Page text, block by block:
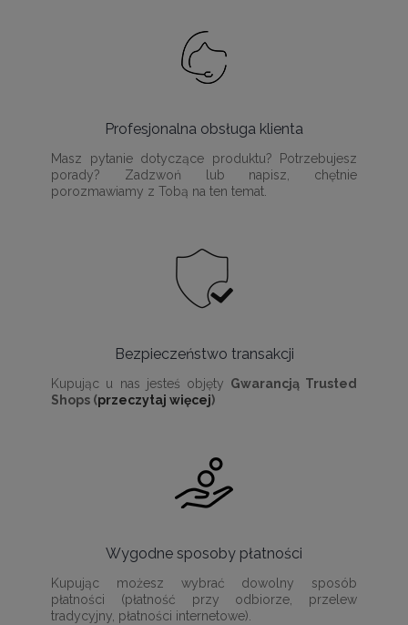
Profesjonalna obsługa klienta
Masz pytanie dotyczące produktu? Potrzebujesz
porady? Zadzwoń lub napisz, chętnie
porozmawiamy z Tobą na ten temat.
Bezpieczeństwo transakcji
Kupując u nas jesteś objęty Gwarancją Trusted
Shops (przeczytaj więcej)
Wygodne sposoby płatności
Kupując możesz wybrać dowolny sposób
płatności (płatność przy odbiorze, przelew
tradycyjny, płatności internetowe).